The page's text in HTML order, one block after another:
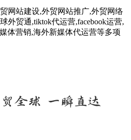
网站建设,外贸网站推广,外贸网络
外贸通,tiktok代运营,facebook运营,
体营销,海外新媒体代运营等多项